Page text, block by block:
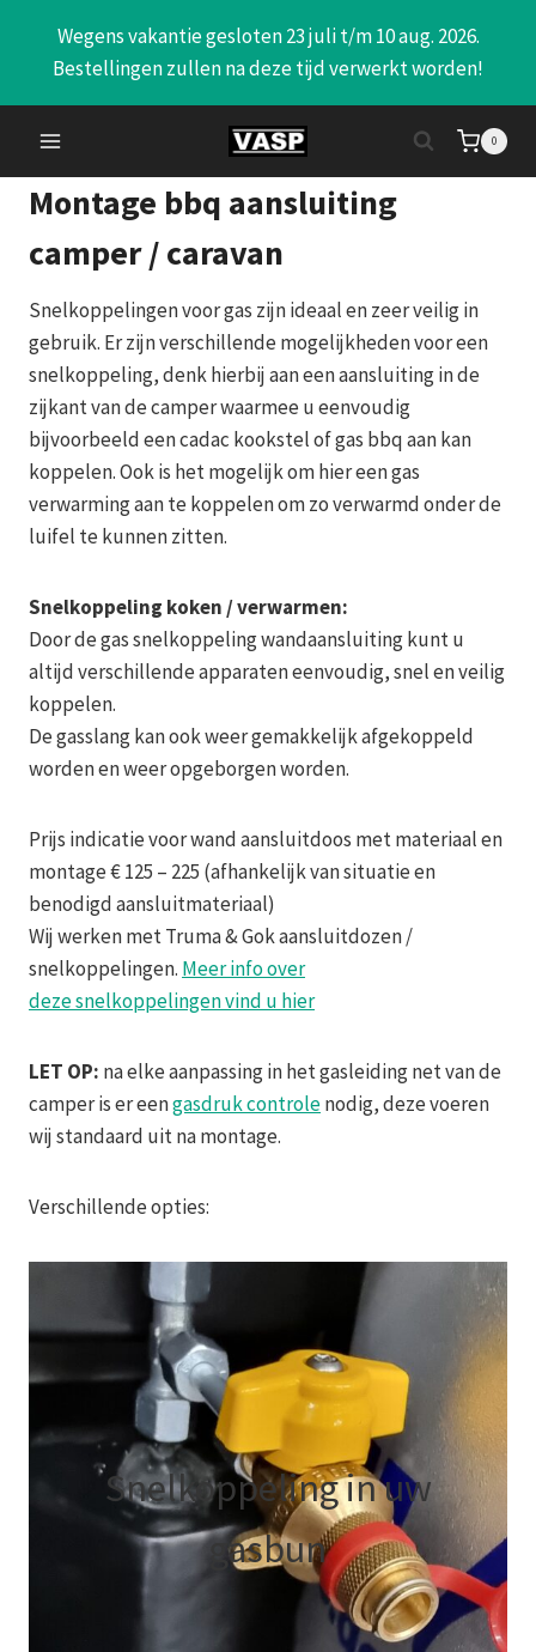
inhoud
Wegens vakantie gesloten 23 juli t/m 10 aug. 2026.
Bestellingen zullen na deze tijd verwerkt worden!
0
Montage bbq aansluiting
camper / caravan
Snelkoppelingen voor gas zijn ideaal en zeer veilig in
gebruik. Er zijn verschillende mogelijkheden voor een
snelkoppeling, denk hierbij aan een aansluiting in de
zijkant van de camper waarmee u eenvoudig
bijvoorbeeld een cadac kookstel of gas bbq aan kan
koppelen. Ook is het mogelijk om hier een gas
verwarming aan te koppelen om zo verwarmd onder de
luifel te kunnen zitten.
Snelkoppeling koken / verwarmen:
Door de gas snelkoppeling wandaansluiting kunt u
altijd verschillende apparaten eenvoudig, snel en veilig
koppelen.
De gasslang kan ook weer gemakkelijk afgekoppeld
worden en weer opgeborgen worden.
Prijs indicatie voor wand aansluitdoos met materiaal en
montage € 125 – 225 (afhankelijk van situatie en
benodigd aansluitmateriaal)
Wij werken met Truma & Gok aansluitdozen /
snelkoppelingen. Meer info over
deze snelkoppelingen vind u hier
LET OP: na elke aanpassing in het gasleiding net van de
camper is er eengasdruk controlenodig, deze voeren
wij standaard uit na montage.
Verschillende opties:
Snelkoppeling in uw
gasbun